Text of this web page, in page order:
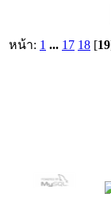
หน้า: 1 ... 17 18 [19